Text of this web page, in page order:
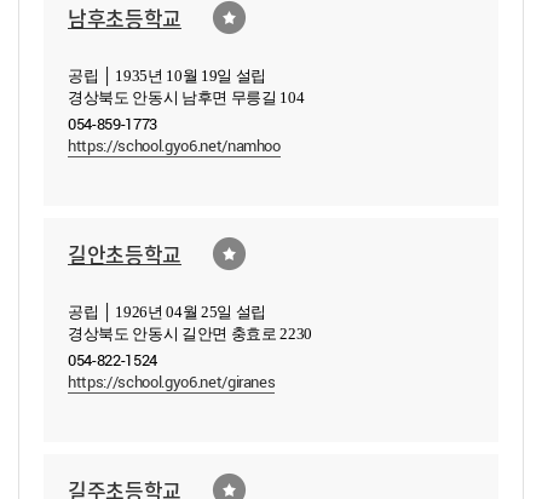
남후초등학교
공립 │ 1935년 10월 19일 설립
경상북도 안동시 남후면 무릉길 104
054-859-1773
https://school.gyo6.net/namhoo
길안초등학교
공립 │ 1926년 04월 25일 설립
경상북도 안동시 길안면 충효로 2230
054-822-1524
https://school.gyo6.net/giranes
길주초등학교